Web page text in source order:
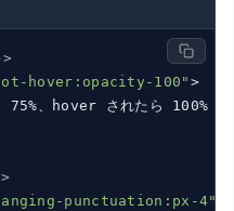
hover:opacity-100" >
punctuation:px-4"